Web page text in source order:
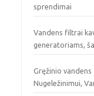
sprendimai
Vandens filtrai
generatoriams,
Gręžinio
Nugeležinimui,